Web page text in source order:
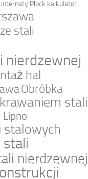
internaty Płock kalkulator
stali
nierdzewnej
hal
Obróbka
stali
Lipno
stalowych
stali
nierdzewnej